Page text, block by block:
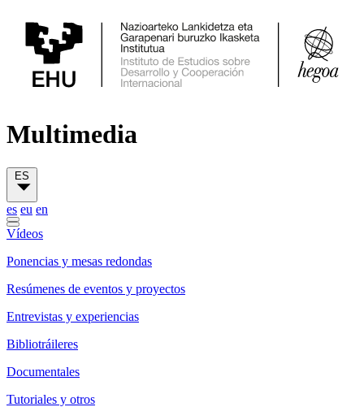
Multimedia
ES
es eu en
Vídeos
Ponencias y mesas redondas
Resúmenes de eventos y proyectos
Entrevistas y experiencias
Bibliotráileres
Documentales
Tutoriales y otros